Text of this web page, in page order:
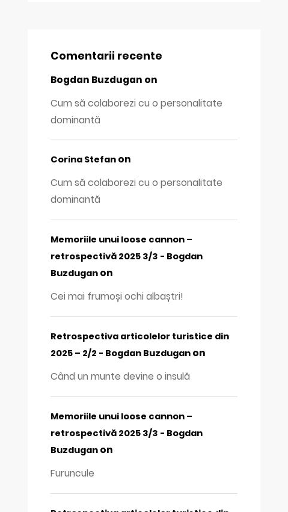
Comentarii recente
Bogdan Buzdugan on
Cum să colaborezi cu o personalitate
dominantă
Corina Stefan on
Cum să colaborezi cu o personalitate
dominantă
Memoriile unui loose cannon –
retrospectivă 2025 3/3 - Bogdan
Buzdugan on
Cei mai frumoși ochi albaștri!
Retrospectiva articolelor turistice din
2025 – 2/2 - Bogdan Buzdugan on
Când un munte devine o insulă
Memoriile unui loose cannon –
retrospectivă 2025 3/3 - Bogdan
Buzdugan on
Furuncule